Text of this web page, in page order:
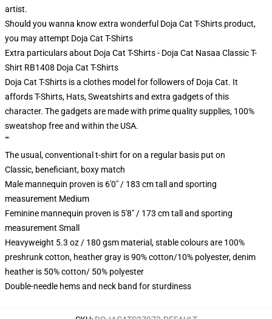
artist.
Should you wanna know extra wonderful Doja Cat T-Shirts product,
you may attempt Doja Cat T-Shirts
Extra particulars about Doja Cat T-Shirts - Doja Cat Nasaa Classic T-
Shirt RB1408 Doja Cat T-Shirts
Doja Cat T-Shirts is a clothes model for followers of Doja Cat. It
affords T-Shirts, Hats, Sweatshirts and extra gadgets of this
character. The gadgets are made with prime quality supplies, 100%
sweatshop free and within the USA.
""
The usual, conventional t-shirt for on a regular basis put on
Classic, beneficiant, boxy match
Male mannequin proven is 6'0" / 183 cm tall and sporting
measurement Medium
Feminine mannequin proven is 5'8" / 173 cm tall and sporting
measurement Small
Heavyweight 5.3 oz / 180 gsm material, stable colours are 100%
preshrunk cotton, heather gray is 90% cotton/10% polyester, denim
heather is 50% cotton/ 50% polyester
Double-needle hems and neck band for sturdiness